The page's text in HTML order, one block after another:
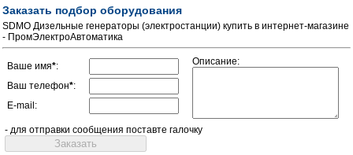
Заказать подбор оборудования
SDMO Дизельные генераторы (электростанции) купить в интернет-магазине
- ПромЭлектроАвтоматика
Ваше имя*:
Ваш телефон*:
E-mail:
Описание:
- для отправки сообщения поставте галочку